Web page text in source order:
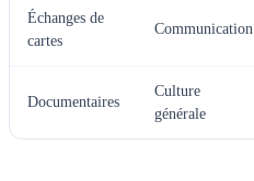
Échanges de
cartes
Communication
Documentaires
Culture
générale